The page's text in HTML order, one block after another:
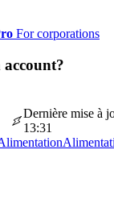
For corporations
Dernière mise à
13:31